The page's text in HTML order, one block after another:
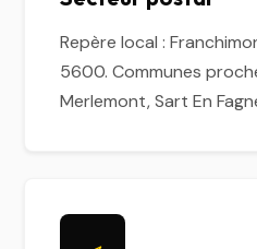
Repère local :
5600. Communes
Merlemont, Sart En